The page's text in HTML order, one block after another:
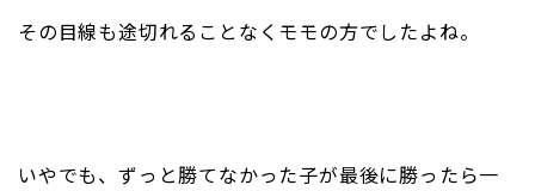
その目線も途切れることなくモモの方でしたよね。
いやでも、ずっと勝てなかった子が最後に勝ったら一